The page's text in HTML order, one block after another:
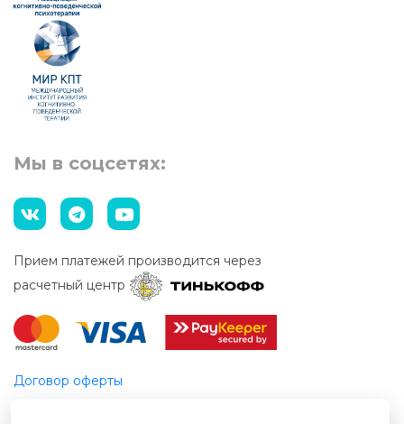
Мы в соцсетях:
Прием платежей производится через
расчетный центр
Договор оферты